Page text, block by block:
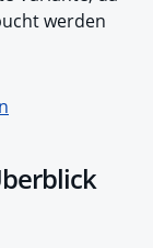
werden